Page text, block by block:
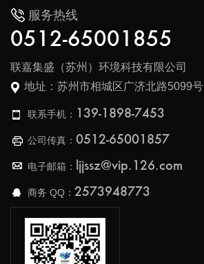
服务热线
0512-65001855
联嘉集盛（苏州）环境科技有限公司
地址：苏州市相城区广济北路5099号
联系手机： 139-1898-7453
公司传真： 0512-65001857
电子邮箱： ljjssz@vip.126.com
商务 QQ： 2573948773